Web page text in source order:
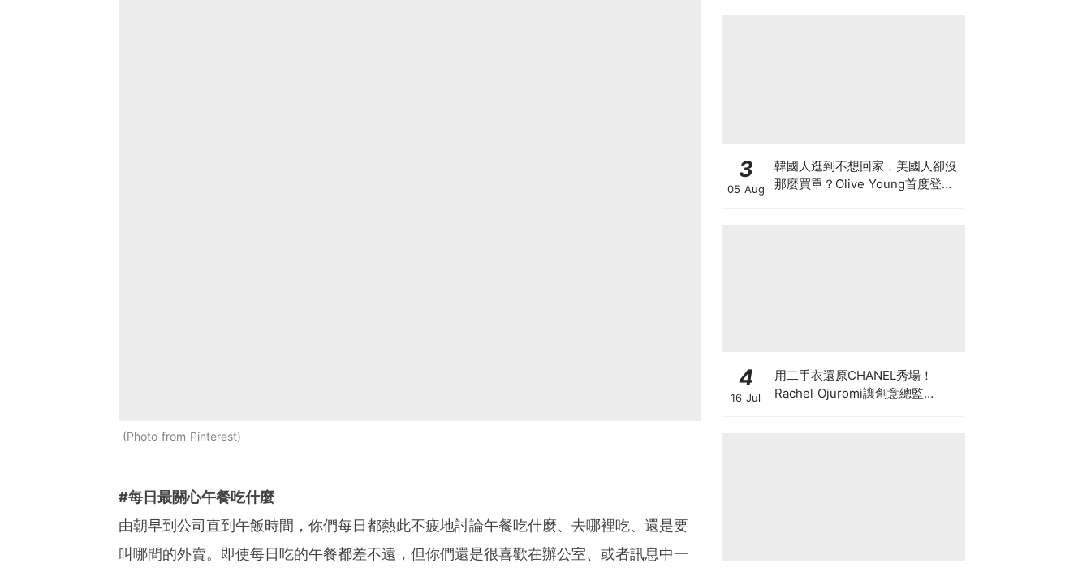
Photo from Pinterest
#每日最關心午餐吃什麼
由朝早到公司直到午飯時間，你們每日都熱此不疲地討論午餐吃什麼、去哪裡吃、還是要
叫哪間的外賣。即使每日吃的午餐都差不遠，但你們還是很喜歡在辦公室、或者訊息中一
3
05 Aug
韓國人逛到不想回家，美國人卻沒
那麼買單？Olive Young首度登陸
4
16 Jul
用二手衣還原CHANEL秀場！
Rachel Ojuromi讓創意總監